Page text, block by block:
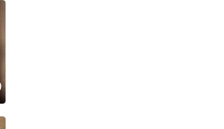
いるものではありません
24時間以内＆設定した発送日数内に発送してい
24時間以内に発送しています
ル
いいね！